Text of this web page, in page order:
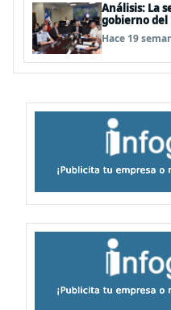
Análisis: La
gobierno del
Hace 19